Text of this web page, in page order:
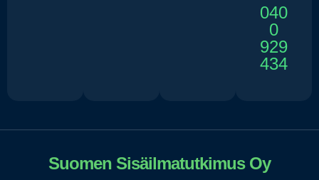
040
0
929
434
Suomen Sisäilmatutkimus Oy